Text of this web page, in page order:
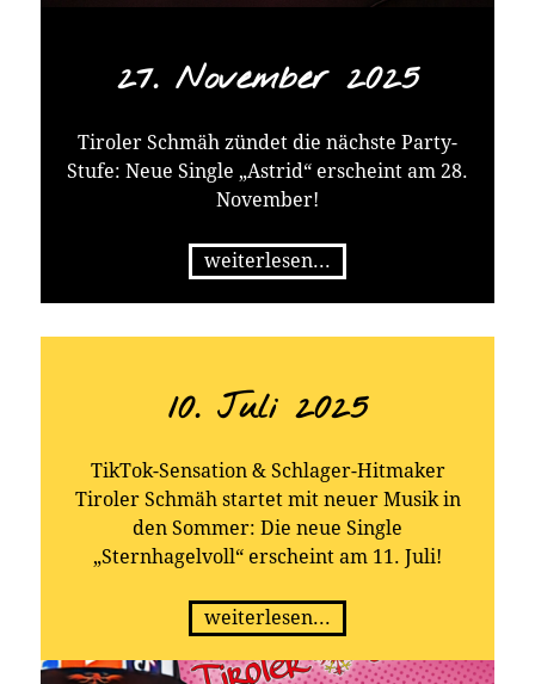
27. November 2025
Tiroler Schmäh zündet die nächste Party-
Stufe: Neue Single „Astrid“ erscheint am 28.
November!
weiterlesen...
10. Juli 2025
TikTok-Sensation & Schlager-Hitmaker
Tiroler Schmäh startet mit neuer Musik in
den Sommer: Die neue Single
„Sternhagelvoll“ erscheint am 11. Juli!
weiterlesen...